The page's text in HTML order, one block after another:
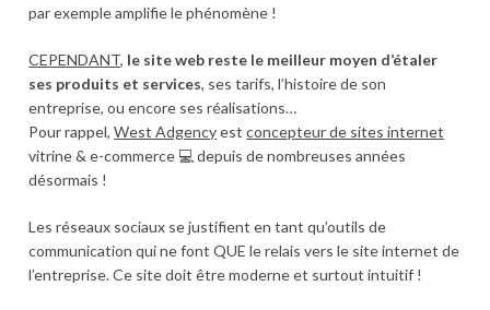
par exemple amplifie le phénomène !
CEPENDANT, le site web reste le meilleur moyen d’étaler
ses produits et services, ses tarifs, l’histoire de son
entreprise, ou encore ses réalisations…
Pour rappel,West Adgencyestconcepteur de sites internet
vitrine & e-commerce 💻 depuis de nombreuses années
désormais !
Les réseaux sociaux se justifient en tant qu’outils de
communication qui ne font QUE le relais vers le site internet de
l’entreprise. Ce site doit être moderne et surtout intuitif !